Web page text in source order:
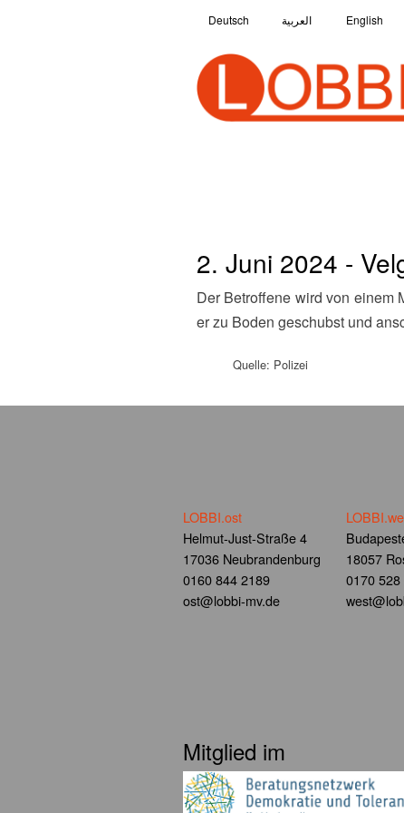
Deutsch العربية English
2. Juni 2024 -
Der Betroffene wird von einem Mann angesprochen und gefragt, ob er die AfD hasse. Obwohl der Mann die Frage verneint, wird
er zu Boden geschubst und
Quelle: Polizei
LOBBI.ost
Helmut-Just-Straße 4
17036 Neubrandenburg
0160 844 2189
ost@lobbi-mv.de
18057
0170
Mitglied im